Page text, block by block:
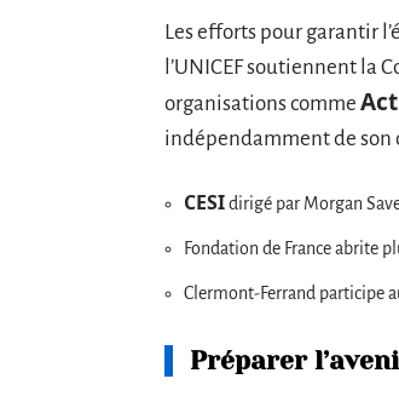
Les efforts pour garantir
l’UNICEF soutiennent la
organisations comme
indépendamment de son
CESIdirigé par Morgan
Fondation de France abrite
Clermont-Ferrand participe
Préparer